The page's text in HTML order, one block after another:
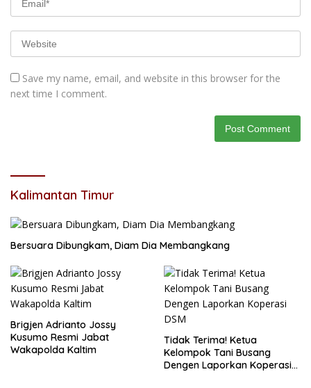
Save my name, email, and website in this browser for the
next time I comment.
Kalimantan Timur
Bersuara Dibungkam, Diam Dia Membangkang
Brigjen Adrianto Jossy
Kusumo Resmi Jabat
Wakapolda Kaltim
Tidak Terima! Ketua
Kelompok Tani Busang
Dengen Laporkan Koperasi